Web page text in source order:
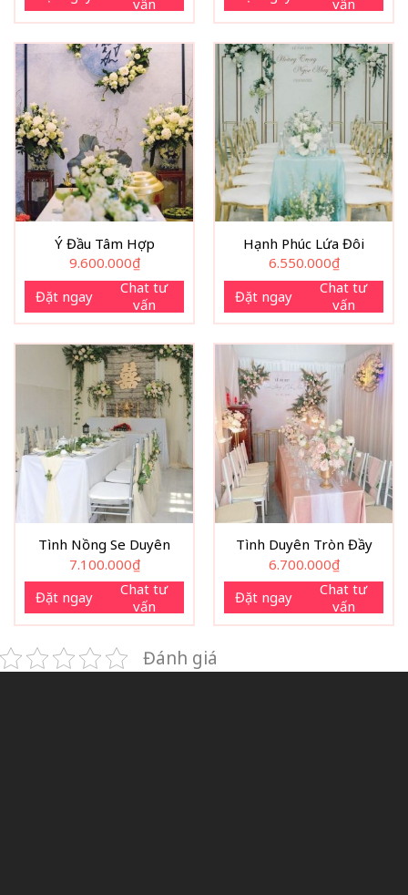
Ý Đầu Tâm Hợp
9.600.000₫
Đặt ngay
Chat tư
vấn
Hạnh Phúc Lứa Đôi
6.550.000₫
Đặt ngay
Chat tư
vấn
Tình Nồng Se Duyên
7.100.000₫
Đặt ngay
Chat tư
vấn
Tình Duyên Tròn Đầy
6.700.000₫
Đặt ngay
Chat tư
vấn
Đánh giá